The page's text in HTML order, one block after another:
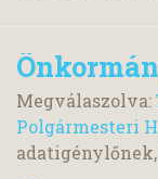
Megválaszolva:
Polgármesteri
adatigénylőnek,